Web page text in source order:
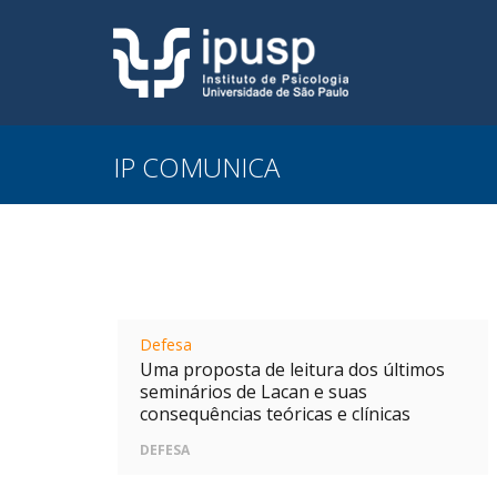
IP COMUNICA
Defesa
Uma proposta de leitura dos últimos
seminários de Lacan e suas
consequências teóricas e clínicas
DEFESA